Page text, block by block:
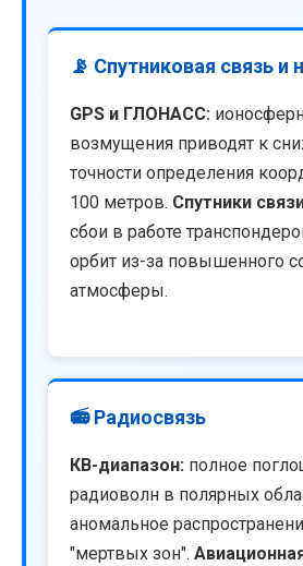
📡 Спутниковая связь и
GPS и ГЛОНАСС:
возмущения приводят к
точности определения
100 метров. Спутники
сбои в работе
орбит из-за повышенного
атмосферы.
📻 Радиосвязь
КВ-диапазон: полное
радиоволн в полярных
аномальное
"мертвых зон".